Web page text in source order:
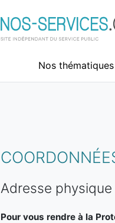
Nos thématiques
Adresse
Pour vous rendre à la